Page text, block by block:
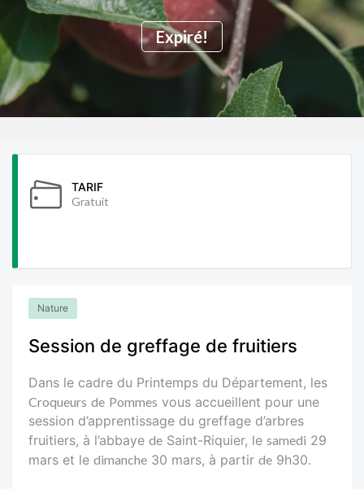
Expiré!
TARIF
Gratuit
Nature
Session de greffage de fruitiers
Dans le cadre du Printemps du Département, les
Croqueurs de Pommes vous accueillent pour une
session d’apprentissage du greffage d’arbres
fruitiers, à l’abbaye de Saint-Riquier, le samedi 29
mars et le dimanche 30 mars, à partir de 9h30.